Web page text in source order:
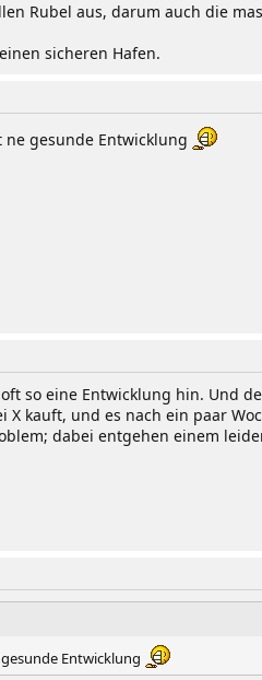
Rubel aus, darum auch die
sicheren Hafen.
ne gesunde Entwicklung
so eine Entwicklung hin. Und
kauft, und es nach ein paar
dabei entgehen einem
Entwicklung